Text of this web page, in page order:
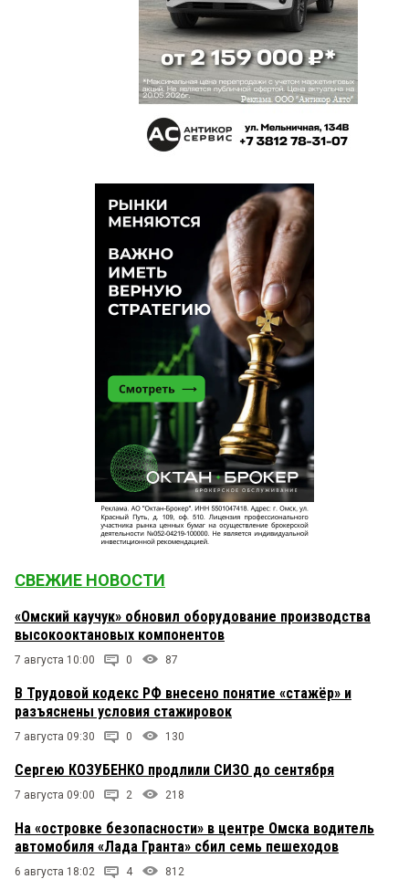
СВЕЖИЕ НОВОСТИ
«Омский каучук» обновил оборудование производства
высокооктановых компонентов
7 августа 10:00 0 87
В Трудовой кодекс РФ внесено понятие «стажёр» и
разъяснены условия стажировок
7 августа 09:30 0 130
Сергею КОЗУБЕНКО продлили СИЗО до сентября
7 августа 09:00 2 218
На «островке безопасности» в центре Омска водитель
автомобиля «Лада Гранта» сбил семь пешеходов
6 августа 18:02 4 812